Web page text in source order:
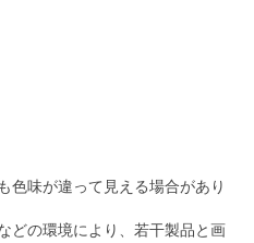
色味が違って見える場合があり
どの環境により、若干製品と画